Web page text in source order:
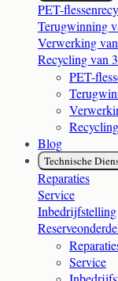
PET-
Terugwinning
Verwerking
Recycling van
PET-
Blog
Technische
Reparaties
Service
Inbedrijfstelling
Service